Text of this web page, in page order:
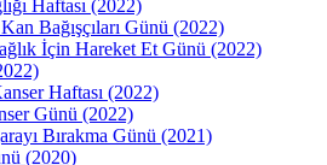
Haftası (2022)
Bağışçıları Günü (2022)
İçin Hareket Et Günü (2022)
Haftası (2022)
Günü (2022)
Bırakma Günü (2021)
(2020)